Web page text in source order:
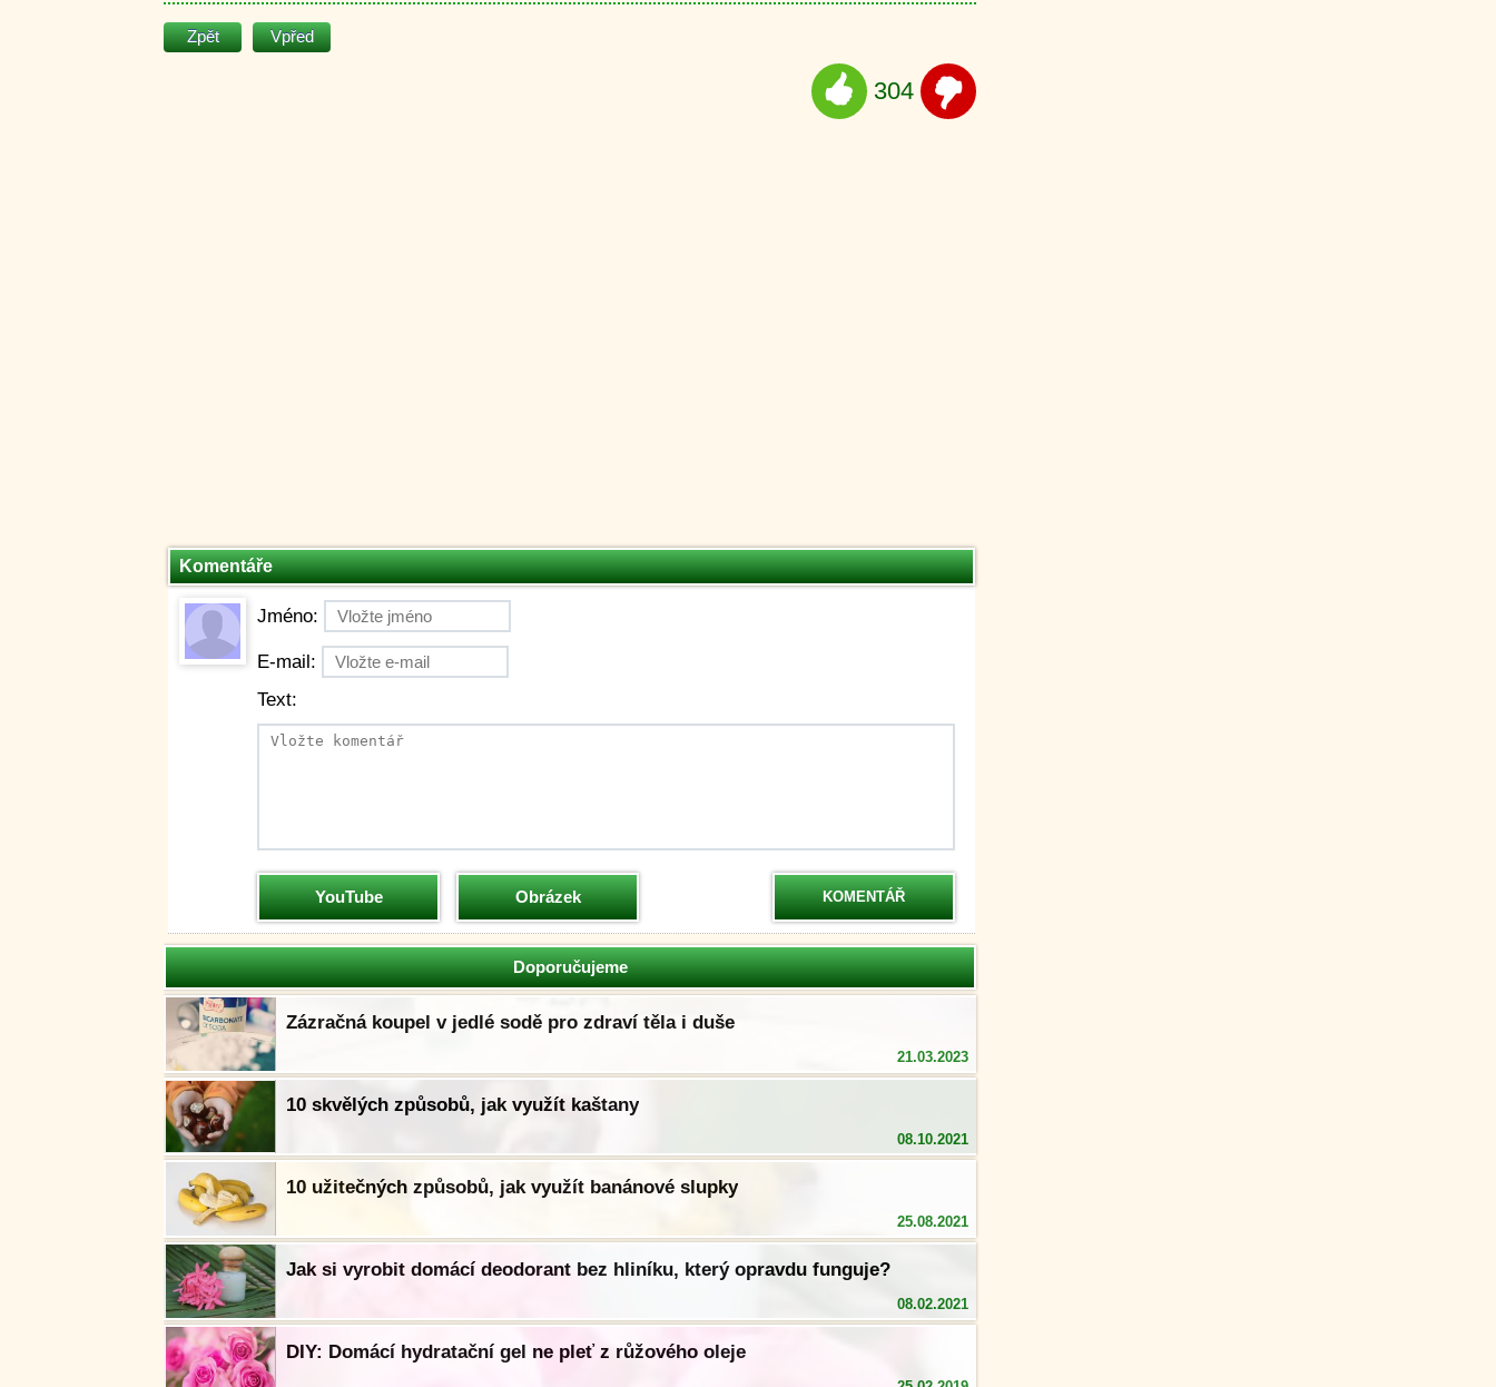
Zpět Vpřed
304
Komentáře
Jméno:
E-mail:
Text:
YouTube Obrázek KOMENTÁŘ
Doporučujeme
Zázračná koupel v jedlé sodě pro zdraví těla i duše
21.03.2023
10 skvělých způsobů, jak využít kaštany
08.10.2021
10 užitečných způsobů, jak využít banánové slupky
25.08.2021
Jak si vyrobit domácí deodorant bez hliníku, který opravdu funguje?
08.02.2021
DIY: Domácí hydratační gel ne pleť z růžového oleje